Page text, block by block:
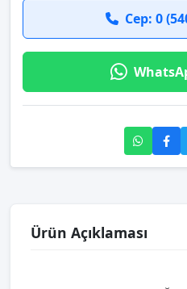
Cep: 0
Ürün Açıklaması